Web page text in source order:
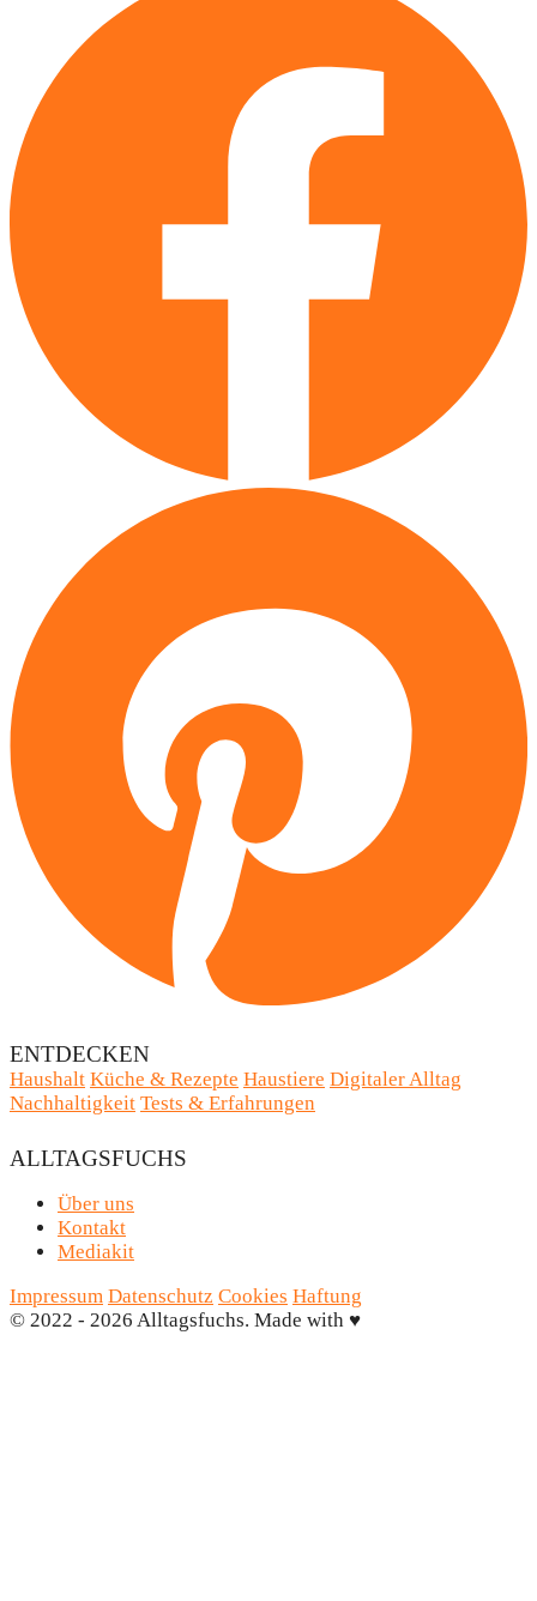
ENTDECKEN
Haushalt Küche & Rezepte Haustiere Digitaler Alltag
Nachhaltigkeit Tests & Erfahrungen
ALLTAGSFUCHS
Über uns
Kontakt
Mediakit
Impressum Datenschutz Cookies Haftung
© 2022 - 2026 Alltagsfuchs. Made with ♥